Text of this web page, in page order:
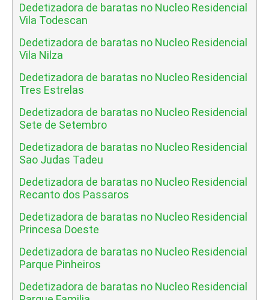
Dedetizadora de baratas no Nucleo Residencial
Vila Todescan
Dedetizadora de baratas no Nucleo Residencial
Vila Nilza
Dedetizadora de baratas no Nucleo Residencial
Tres Estrelas
Dedetizadora de baratas no Nucleo Residencial
Sete de Setembro
Dedetizadora de baratas no Nucleo Residencial
Sao Judas Tadeu
Dedetizadora de baratas no Nucleo Residencial
Recanto dos Passaros
Dedetizadora de baratas no Nucleo Residencial
Princesa Doeste
Dedetizadora de baratas no Nucleo Residencial
Parque Pinheiros
Dedetizadora de baratas no Nucleo Residencial